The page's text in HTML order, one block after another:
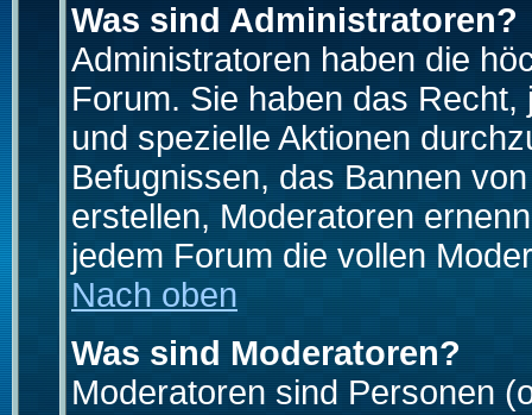
Was sind Administratoren?
Administratoren haben die
Forum. Sie haben das
und spezielle Aktionen
Befugnissen, das Bannen
erstellen, Moderatoren
jedem Forum die vollen
Nach oben
Was sind Moderatoren?
Moderatoren sind Personen